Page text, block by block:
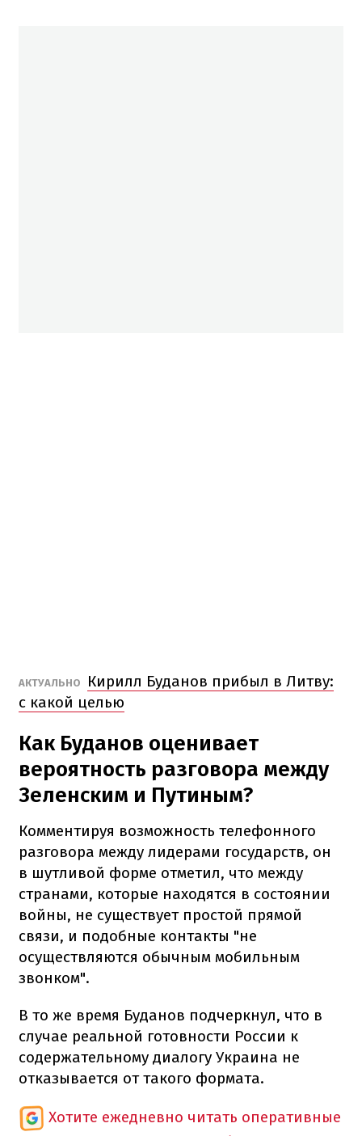
АКТУАЛЬНО
Кирилл Буданов прибыл в Литву:
с какой целью
Как Буданов оценивает
вероятность разговора между
Зеленским и Путиным?
Комментируя возможность телефонного
разговора между лидерами государств, он
в шутливой форме отметил, что между
странами, которые находятся в состоянии
войны, не существует простой прямой
связи, и подобные контакты "не
осуществляются обычным мобильным
звонком".
В то же время Буданов подчеркнул, что в
случае реальной готовности России к
содержательному диалогу Украина не
отказывается от такого формата.
Хотите ежедневно читать оперативные